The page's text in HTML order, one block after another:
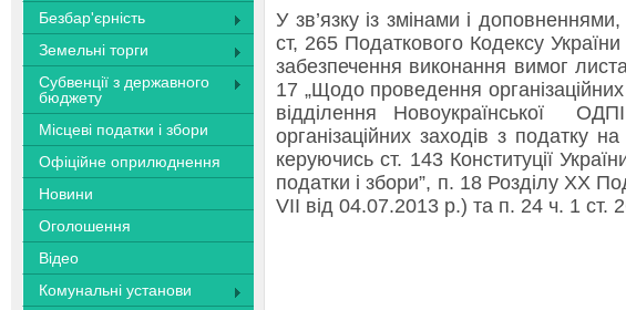
Безбар'єрність
Земельні торги
Субвенції з державного
бюджету
Місцеві податки і збори
Офіційне оприлюднення
Новини
Оголошення
Відео
Комунальні установи
У зв’язку із змінами і
ст, 265 Податкового Кодексу
забезпечення виконання вимог
17 „Щодо проведення
відділення Новоукраїнської
організаційних заходів з
керуючись ст. 143 Конституції
податки і збори”, п. 18 Розділу XX
VIІ від 04.07.2013 р.) та п. 24 ч. 1 ст.